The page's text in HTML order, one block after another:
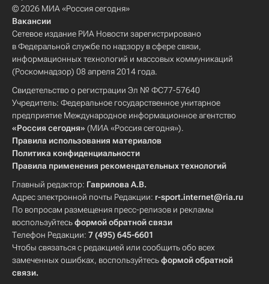
© 2026 МИА «Россия сегодня»
Вакансии
Сетевое издание РИА Новости зарегистрировано
в Федеральной службе по надзору в сфере связи,
информационных технологий и массовых коммуникаций
(Роскомнадзор) 08 апреля 2014 года.
Свидетельство о регистрации Эл № ФС77-57640
Учредитель: Федеральное государственное унитарное
предприятие Международное информационное агентство
«Россия сегодня» (МИА «Россия сегодня»).
Правила использования материалов
Политика конфиденциальности
Правила применения рекомендательных технологий
Главный редактор: Гаврилова А.В.
Адрес электронной почты Редакции: r-sport.internet@ria.ru
По вопросам размещения пресс-релизов и рекламы
воспользуйтесьформой обратной связи
Телефон Редакции: 7 (495) 645-6601
Чтобы связаться с редакцией или сообщить обо всех
замеченных ошибках, воспользуйтесьформой обратной
связи.